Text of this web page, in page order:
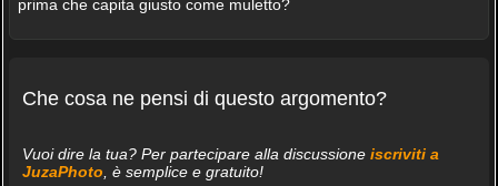
prima che capita giusto come muletto?
Che cosa ne pensi di questo argomento?
Vuoi dire la tua? Per partecipare alla discussione iscriviti a
JuzaPhoto , è semplice e gratuito!